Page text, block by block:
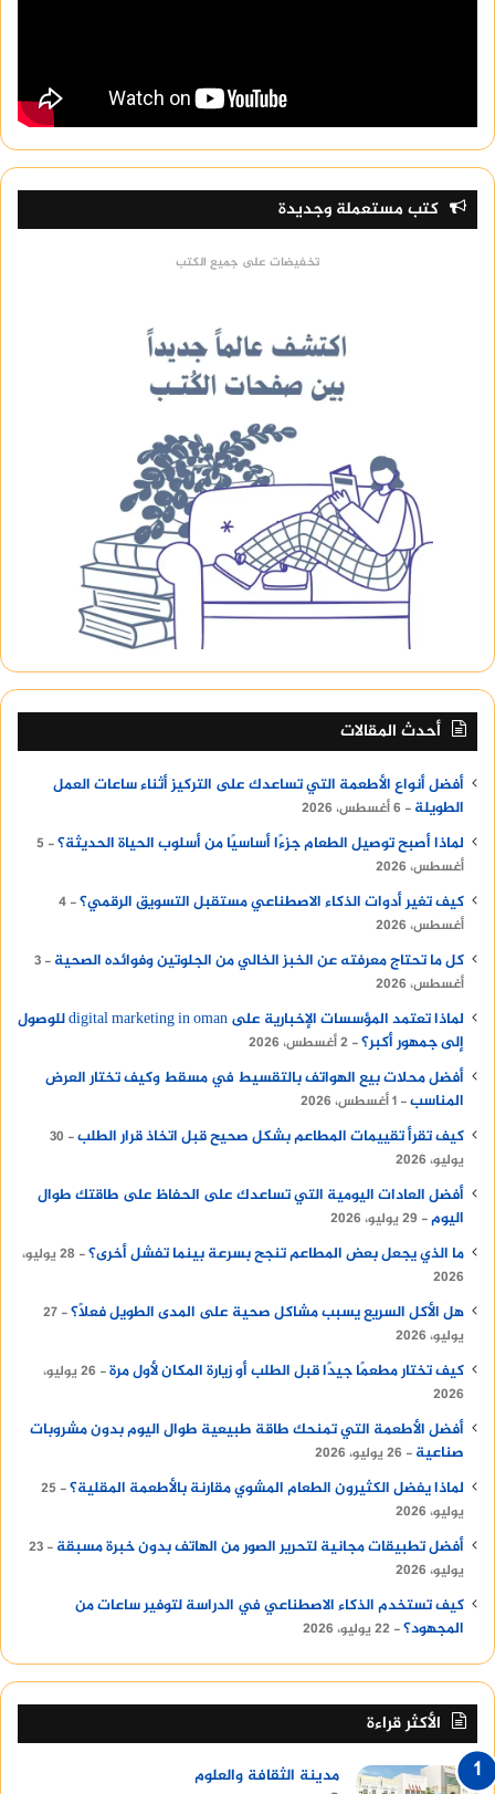
كتب مستعملة وجديدة
تخفيضات على جميع الكتب
أحدث المقالات
أفضل أنواع الأطعمة التي تساعدك على التركيز أثناء ساعات العمل
الطويلة
6 أغسطس، 2026
لماذا أصبح توصيل الطعام جزءًا أساسيًا من أسلوب الحياة الحديثة؟
5
أغسطس، 2026
كيف تغير أدوات الذكاء الاصطناعي مستقبل التسويق الرقمي؟ 4
أغسطس، 2026
كل ما تحتاج معرفته عن الخبز الخالي من الجلوتين وفوائده الصحية
3
أغسطس، 2026
لماذا تعتمد المؤسسات الإخبارية على digital marketing in oman للوصول
إلى جمهور أكبر؟ 2 أغسطس، 2026
أفضل محلات بيع الهواتف بالتقسيط في مسقط وكيف تختار العرض
المناسب 1 أغسطس، 2026
كيف تقرأ تقييمات المطاعم بشكل صحيح قبل اتخاذ قرار الطلب
30
يوليو، 2026
أفضل العادات اليومية التي تساعدك على الحفاظ على طاقتك طوال
اليوم
29 يوليو، 2026
ما الذي يجعل بعض المطاعم تنجح بسرعة بينما تفشل أخرى؟
28 يوليو،
2026
هل الأكل السريع يسبب مشاكل صحية على المدى الطويل فعلًا؟ 27
يوليو، 2026
كيف تختار مطعمًا جيدًا قبل الطلب أو زيارة المكان لأول مرة
26 يوليو،
2026
أفضل الأطعمة التي تمنحك طاقة طبيعية طوال اليوم بدون مشروبات
صناعية
26 يوليو، 2026
لماذا يفضل الكثيرون الطعام المشوي مقارنة بالأطعمة المقلية؟
25
يوليو، 2026
أفضل تطبيقات مجانية لتحرير الصور من الهاتف بدون خبرة مسبقة
23
يوليو، 2026
كيف تستخدم الذكاء الاصطناعي في الدراسة لتوفير ساعات من
المجهود؟ 22 يوليو، 2026
الأكثر قراءة
مدينة الثقافة والعلوم